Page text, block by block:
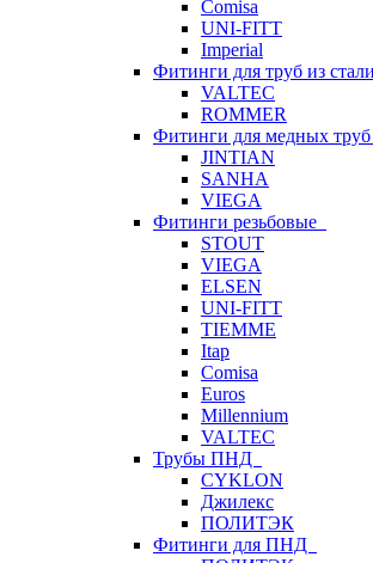
Comisa
UNI-FITT
Imperial
Фитинги для труб из
VALTEC
ROMMER
Фитинги для медных труб
JINTIAN
SANHA
VIEGA
Фитинги резьбовые
STOUT
VIEGA
ELSEN
UNI-FITT
TIEMME
Itap
Comisa
Euros
Millennium
VALTEC
Трубы ПНД
CYKLON
Джилекс
ПОЛИТЭК
Фитинги для ПНД